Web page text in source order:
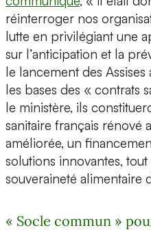
réinterroger nos
lutte en privilégiant une
sur l’anticipation et la
le lancement des
les bases des « contrats
le ministère, ils
sanitaire français rénové
améliorée, un
solutions innovantes,
souveraineté alimentaire
« Socle commun »